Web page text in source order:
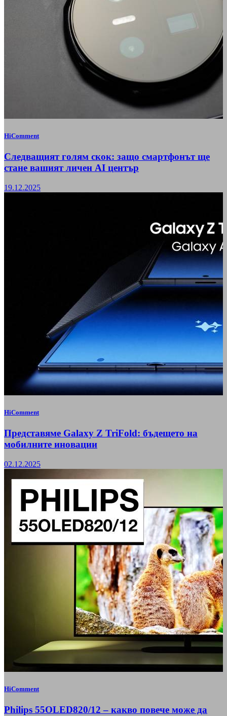
HiComment
Следващият голям скок: защо смартфонът ще
стане вашият личен AI център
19.12.2025
HiComment
Представяме Galaxy Z TriFold: бъдещето на
мобилните иновации
02.12.2025
HiComment
Philips 55OLED820/12 – какво повече може да